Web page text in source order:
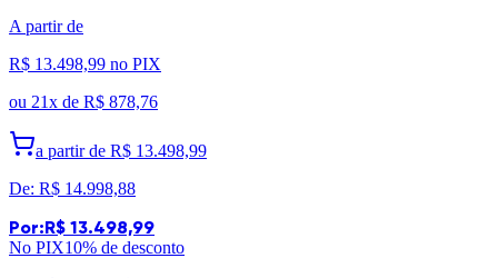
A partir de
R$ 13.498,99 no PIX
ou 21x de R$ 878,76
a partir de R$ 13.498,99
De: R$ 14.998,88
Por:R$ 13.498,99
No PIX10% de desconto